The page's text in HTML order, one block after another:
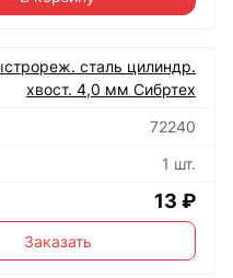
сталь цилиндр.
хвост. 4,0 мм Сибртех
72240
1 шт.
13 ₽
Заказать